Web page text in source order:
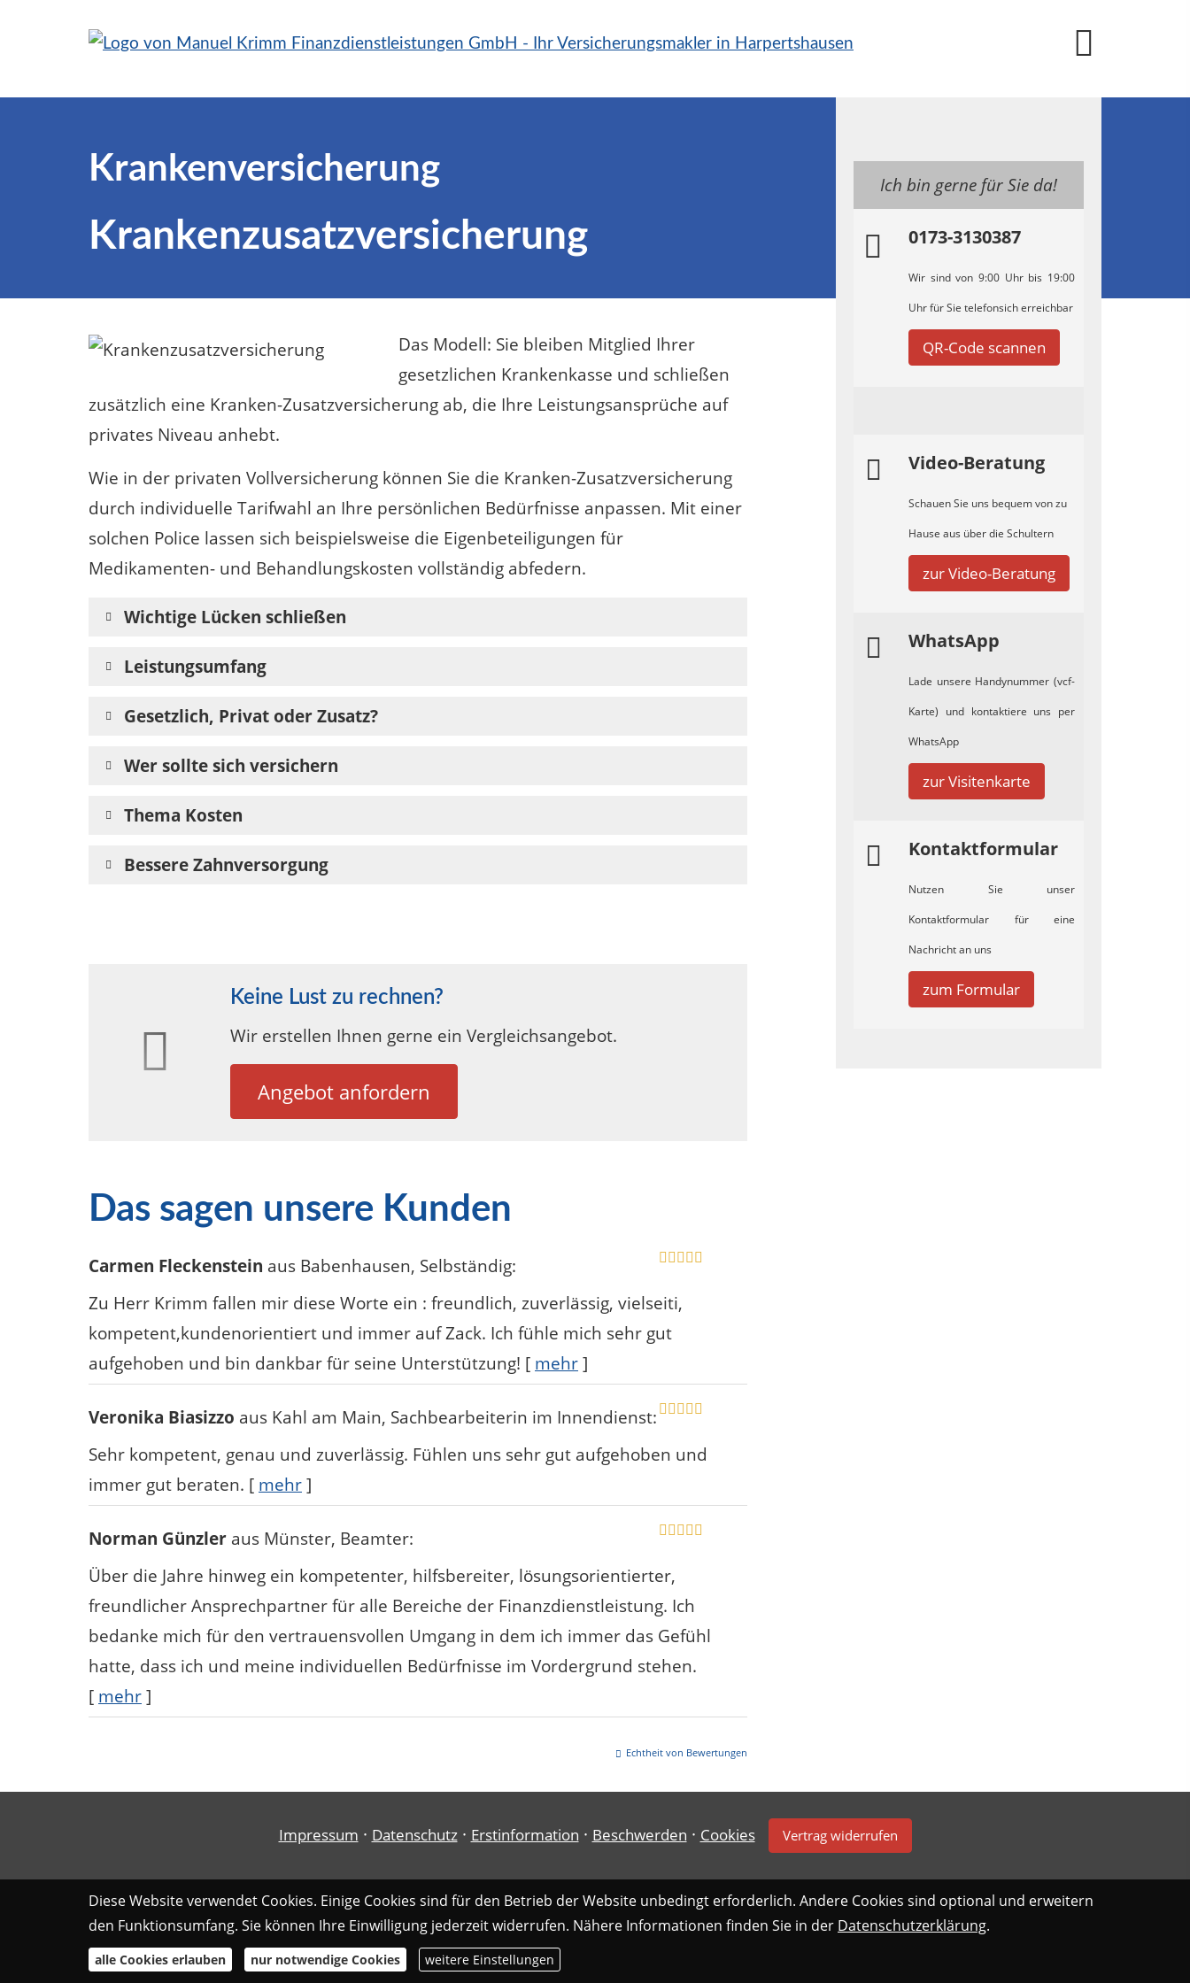
Ich bin gerne für Sie da!
0173-3130387
Wir sind von 9:00 Uhr bis 19:00
Uhr für Sie telefonsich erreichbar
QR-Code scannen
Video-Beratung
Schauen Sie uns bequem von zu
Hause aus über die Schultern
zur Video-Beratung
WhatsApp
Lade unsere Handynummer (vcf-
Karte) und kontaktiere uns per
WhatsApp
zur Visitenkarte
Kontaktformular
Nutzen Sie unser
Kontaktformular für eine
Nachricht an uns
zum Formular
Krankenversicherung
Krankenzusatzversicherung
Das Modell: Sie bleiben Mitglied Ihrer
gesetzlichen Krankenkasse und schließen
zusätzlich eine Kranken-Zusatzversicherung ab, die Ihre Leistungsansprüche auf
privates Niveau anhebt.
Wie in der privaten Vollversicherung können Sie die Kranken-Zusatzversicherung
durch individuelle Tarifwahl an Ihre persönlichen Bedürfnisse anpassen. Mit einer
solchen Police lassen sich beispielsweise die Eigenbeteiligungen für
Medikamenten- und Behandlungskosten vollständig abfedern.
Wichtige Lücken schließen
Leistungsumfang
Gesetzlich, Privat oder Zusatz?
Wer sollte sich versichern
Thema Kosten
Bessere Zahnversorgung
Keine Lust zu rechnen?
Wir erstellen Ihnen gerne ein Vergleichsangebot.
Angebot anfordern
Das sagen unsere Kunden
Carmen Fleckenstein aus Babenhausen, Selbständig:
Zu Herr Krimm fallen mir diese Worte ein : freundlich, zuverlässig, vielseiti,
kompetent,kundenorientiert und immer auf Zack. Ich fühle mich sehr gut
aufgehoben und bin dankbar für seine Unterstützung! [ mehr]
Veronika Biasizzo aus Kahl am Main, Sachbearbeiterin im Innendienst:
Sehr kompetent, genau und zuverlässig. Fühlen uns sehr gut aufgehoben und
immer gut beraten. [ mehr]
Norman Günzler aus Münster, Beamter:
Über die Jahre hinweg ein kompetenter, hilfsbereiter, lösungsorientierter,
freundlicher Ansprechpartner für alle Bereiche der Finanzdienstleistung. Ich
bedanke mich für den vertrauensvollen Umgang in dem ich immer das Gefühl
hatte, dass ich und meine individuellen Bedürfnisse im Vordergrund stehen.
[ mehr]
Echtheit von Bewertungen
Impressum · Datenschutz· Erstinformation · Beschwerden · Cookies Vertrag widerrufen
Diese Website verwendet Cookies. Einige Cookies sind für den Betrieb der Website unbedingt erforderlich. Andere Cookies sind optional und erweitern
den Funktionsumfang. Sie können Ihre Einwilligung jederzeit widerrufen. Nähere Informationen finden Sie in der Datenschutzerklärung.
alle Cookies erlauben nur notwendige Cookies weitere Einstellungen